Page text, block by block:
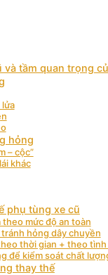
tầm quan trọng
hỏng
– cộc”
khác
phụ tùng xe cũ
mức độ an toàn
tránh hỏng dây chuyền
thời gian + theo
để kiểm soát chất
thay thế